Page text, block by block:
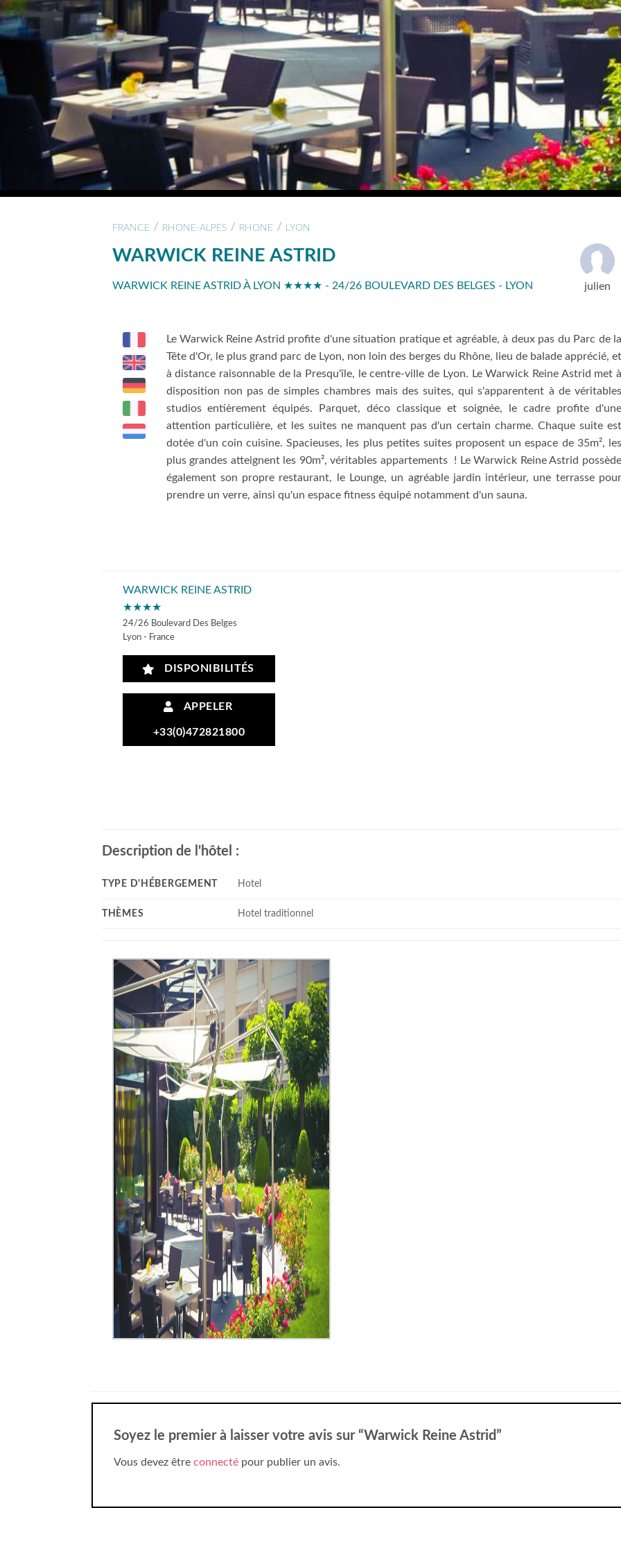
FRANCE / RHONE-ALPES / RHONE / LYON
WARWICK REINE ASTRID
WARWICK REINE ASTRID À LYON ★★★★ - 24/26 BOULEVARD DES BELGES - LYON julien
Le Warwick Reine Astrid profite d'une situation pratique et agréable, à deux pas du Parc de la
Tête d'Or, le plus grand parc de Lyon, non loin des berges du Rhône, lieu de balade apprécié, et
à distance raisonnable de la Presqu'île, le centre-ville de Lyon. Le Warwick Reine Astrid met à
disposition non pas de simples chambres mais des suites, qui s'apparentent à de véritables
studios entièrement équipés. Parquet, déco classique et soignée, le cadre profite d'une
attention particulière, et les suites ne manquent pas d'un certain charme. Chaque suite est
dotée d'un coin cuisine. Spacieuses, les plus petites suites proposent un espace de 35m², les
plus grandes atteignent les 90m², véritables appartements ! Le Warwick Reine Astrid possède
également son propre restaurant, le Lounge, un agréable jardin intérieur, une terrasse pour
prendre un verre, ainsi qu'un espace fitness équipé notamment d'un sauna.
WARWICK REINE ASTRID
★★★★
24/26 Boulevard Des Belges
Lyon - France
DISPONIBILITÉS
APPELER
+33(0)472821800
Description de l'hôtel :
TYPE D'HÉBERGEMENT Hotel
THÈMES Hotel traditionnel
Soyez le premier à laisser votre avis sur “Warwick Reine Astrid”
Vous devez être connecté pour publier un avis.